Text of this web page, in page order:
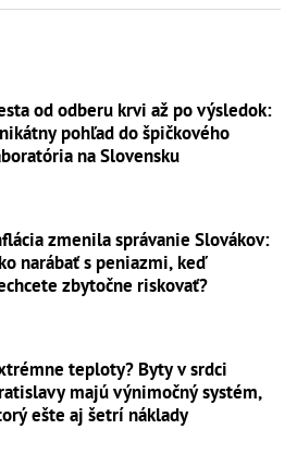
od odberu krvi až po výsledok:
pohľad do špičkového
na Slovensku
zmenila správanie Slovákov:
narábať s peniazmi, keď
zbytočne riskovať?
teploty? Byty v srdci
majú výnimočný systém,
ešte aj šetrí náklady